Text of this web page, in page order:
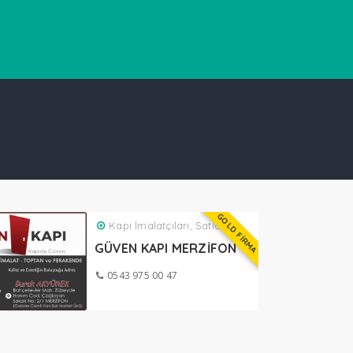
GOLD FİRMA
Kapı İmalatçıları, Satıcıları
GÜVEN KAPI MERZİFON
0543 975 00 47